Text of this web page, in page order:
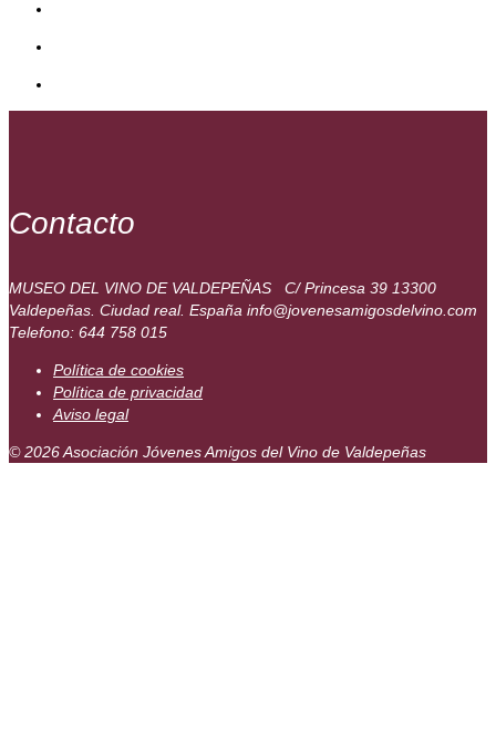
Contacto
MUSEO DEL VINO DE VALDEPEÑAS C/ Princesa 39 13300
Valdepeñas. Ciudad real. España info@jovenesamigosdelvino.com
Telefono: 644 758 015
Política de cookies
Política de privacidad
Aviso legal
© 2026 Asociación Jóvenes Amigos del Vino de Valdepeñas